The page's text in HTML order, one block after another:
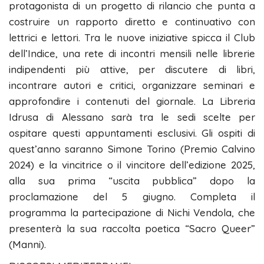
protagonista di un progetto di rilancio che punta a
costruire un rapporto diretto e continuativo con
lettrici e lettori. Tra le nuove iniziative spicca il Club
dell’Indice, una rete di incontri mensili nelle librerie
indipendenti più attive, per discutere di libri,
incontrare autori e critici, organizzare seminari e
approfondire i contenuti del giornale. La Libreria
Idrusa di Alessano sarà tra le sedi scelte per
ospitare questi appuntamenti esclusivi. Gli ospiti di
quest’anno saranno Simone Torino (Premio Calvino
2024) e la vincitrice o il vincitore dell’edizione 2025,
alla sua prima “uscita pubblica” dopo la
proclamazione del 5 giugno. Completa il
programma la partecipazione di Nichi Vendola, che
presenterà la sua raccolta poetica “Sacro Queer”
(Manni).